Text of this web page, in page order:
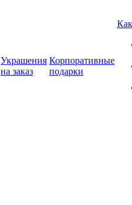
Украшения
на заказ
Корпоративные
подарки